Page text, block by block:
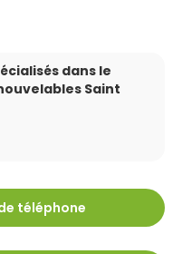
dans le
Saint
téléphone